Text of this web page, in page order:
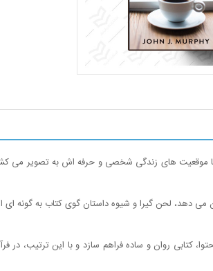
موقعیت های زندگی شخصی و حرفه اش به تصویر می کشد
دهد، لحن گیرا و شیوه داستان گوی کتاب به گونه ای
کتابی روان و ساده فراهم سازد و با این ترتیب،